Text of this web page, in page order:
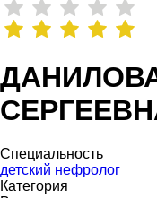
Специальность
детский нефролог
Категория